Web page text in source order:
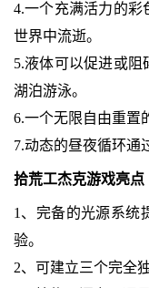
4.一个充满活力的彩
世界中流逝。
5.液体可以促进或
湖泊游泳。
6.一个无限自由重置
7.动态的昼夜循环通
拾荒工杰克游戏亮点
1、完备的光源系统
验。
2、可建立三个完全